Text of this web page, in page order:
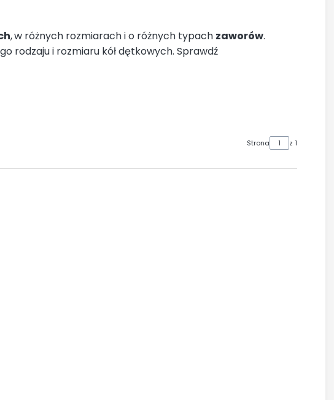
,w różnych rozmiarach i o różnych typach zaworów.
rodzaju i rozmiaru kół dętkowych. Sprawdź
Strona z 1